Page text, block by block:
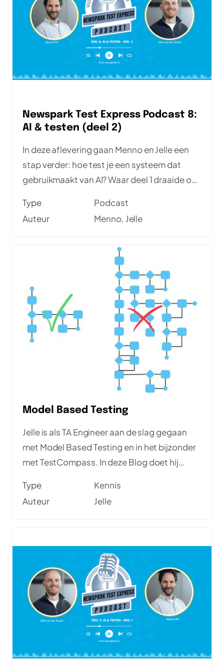
Newspark Test Express Podcast 8:
AI & testen (deel 2)
In deze aflevering gaan Menno en Jelle een
stap verder: hoe test je een systeem dat
gebruikmaakt van AI? Waar deel 1 draaide om
AI-tools zelf test zoomt deze aflevering in op
't testen ván AI-gedreven systemen
Type
Podcast
Auteur
Menno, Jelle
Model Based Testing
Jelle is als TA Engineer aan de slag gegaan
met Model Based Testing en in het bijzonder
met TestCompass. In deze Blog doet hij
learned.
Type
Kennis
Auteur
Jelle